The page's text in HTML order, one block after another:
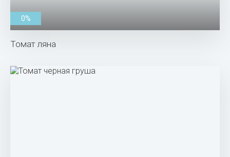
0%
Томат ляна